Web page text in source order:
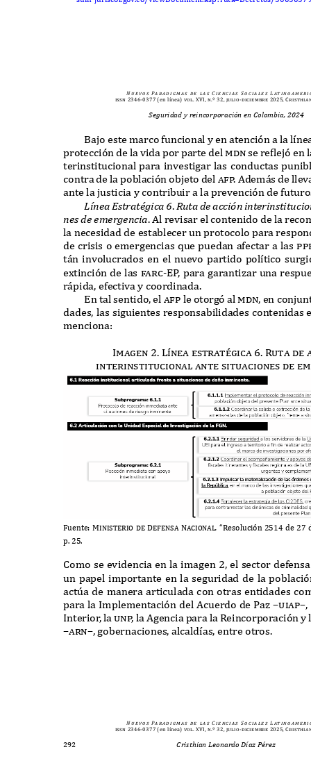
N u e v o s Pa r a d i g m a s d e l a s C i e n c i a s S o c i a l e s L at i n o a m e r i
issn 2346-0377(en línea) vol. XVI, n.º 32, julio-diciembre 2025,
Seguridad y reincorporación en Colombia, 2024
Bajo este marco funcional y en atención a la lí
protección de la vida por parte delmdnse reflejó en
terinstitucional para investigar las conductas
contra de la población objeto del afp. Además de
ante la justicia y contribuir a la prevención de
Línea Estratégica 6. Ruta de acción interinstituc
nes de emergencia. Al revisar el contenido de la
la necesidad de establecer un protocolo para
de crisis o emergencias que puedan afectar a las
tán involucrados en el nuevo partido político
extinción de las farc-EP, para garantizar una
rápida,efectiva y coordinada.
En tal sentido,el afp le otorgó almdn, en
dades, las siguientes responsabilidades contenidas
menciona:
Imagen 2. Línea estratégica 6. Ruta de
interinstitucional ante situaciones de
Fuente: Ministerio de Defensa Nacional.“Resolución 2514 de27
p. 25.
Como se evidencia en la imagen 2,el sector
un papel importante en la seguridad de la
actúa de manera articulada con otras entidades
para la Implementación delAcuerdo de Paz–uiap–,
Interior,launp, laAgencia para la Reincorporación y
–arn–, gobernaciones,alcaldías,entre otros.
N u e v o s Pa r a d i g m a s d e l a s C i e n c i a s S o c i a l e s L at i n o a m e r i
issn 2346-0377(en línea) vol. XVI, n.º 32, julio-diciembre 2025,
292 Cristhian Leonardo Díaz Pérez